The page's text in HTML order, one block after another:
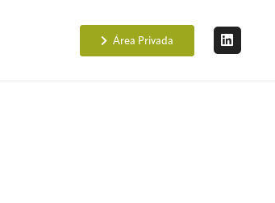
Área Privada